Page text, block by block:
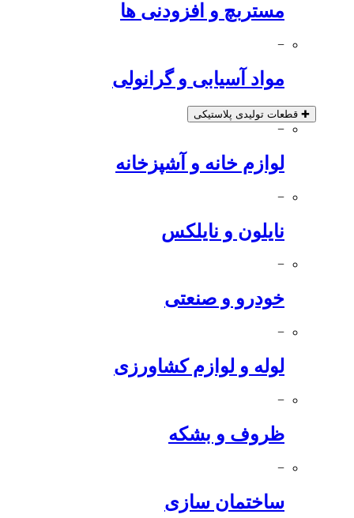
مستربچ و افزودنی ها
−
مواد آسیابی و گرانولی
✚ قطعات تولیدی پلاستیکی
−
لوازم خانه و آشپزخانه
−
نایلون و نایلکس
−
خودرو و صنعتی
−
لوله و لوازم کشاورزی
−
ظروف و بشکه
−
ساختمان سازی